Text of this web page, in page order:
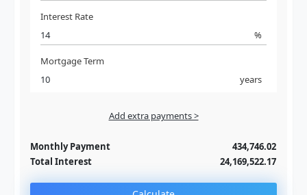
Interest Rate
%
Mortgage Term
years
Add extra payments >
Monthly Payment
434,746.02
Total Interest
24,169,522.17